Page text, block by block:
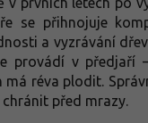
se přihnojuje
a vyzrávání
provádí v předjaří
réva plodit.
před mrazy.